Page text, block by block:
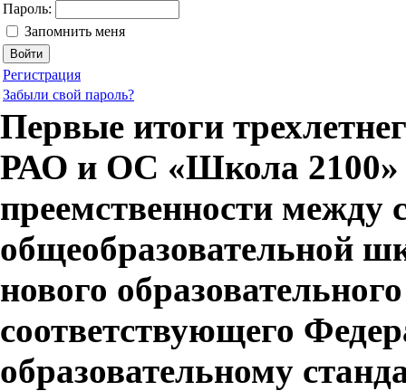
Пароль:
Запомнить меня
Регистрация
Забыли свой пароль?
Первые итоги
РАО и ОС «Школа 2100»
преемственности между
общеобразовательной
нового
соответствующего
образовательному